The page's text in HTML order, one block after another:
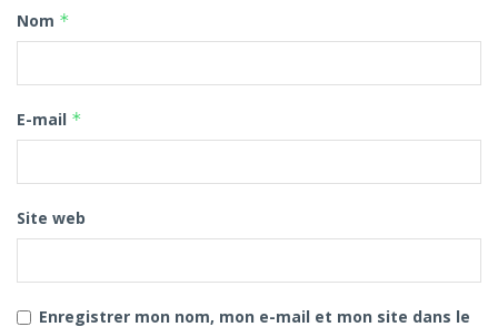
Nom *
E-mail *
Site web
Enregistrer mon nom, mon e-mail et mon site dans le